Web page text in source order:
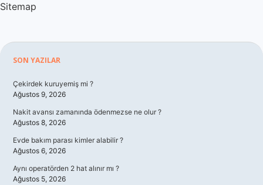
Sitemap
Sidebar
SON YAZILAR
Çekirdek kuruyemiş mi ?
Ağustos 9, 2026
Nakit avansı zamanında ödenmezse ne olur ?
Ağustos 8, 2026
Evde bakım parası kimler alabilir ?
Ağustos 6, 2026
Aynı operatörden 2 hat alınır mı ?
Ağustos 5, 2026